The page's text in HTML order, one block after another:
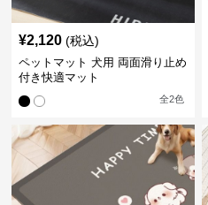
¥2,120 (税込)
ペットマット 犬用 両面滑り止め
付き快適マット
全2色